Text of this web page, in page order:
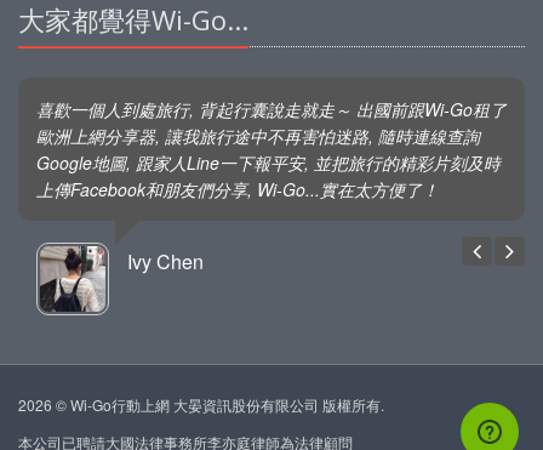
大家都覺得Wi-Go...
喜歡一個人到處旅行, 背起行囊說走就走～ 出國前跟Wi-Go租了
歐洲上網分享器, 讓我旅行途中不再害怕迷路, 隨時連線查詢
Google地圖, 跟家人Line一下報平安, 並把旅行的精彩片刻及時
上傳Facebook和朋友們分享, Wi-Go...實在太方便了！
Ivy Chen
2026 © Wi-Go行動上網 大晏資訊股份有限公司 版權所有.
本公司已聘請大國法律事務所李亦庭律師為法律顧問